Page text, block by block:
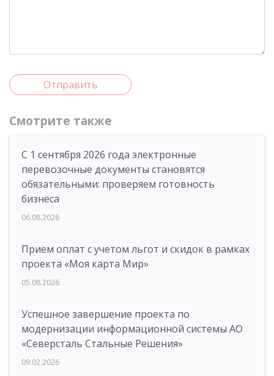
Отправить
Смотрите также
С 1 сентября 2026 года электронные
перевозочные документы становятся
обязательными: проверяем готовность
бизнеса
06.08.2026
Прием оплат с учетом льгот и скидок в рамках
проекта «Моя карта Мир»
05.08.2026
Успешное завершение проекта по
модернизации информационной системы АО
«Северсталь Стальные Решения»
09.02.2026